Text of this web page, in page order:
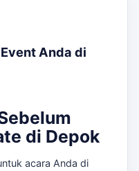
Anda di
di Depok
acara Anda di